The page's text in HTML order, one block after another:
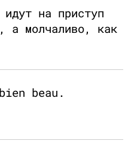
на приступ
а молчаливо, как
beau.